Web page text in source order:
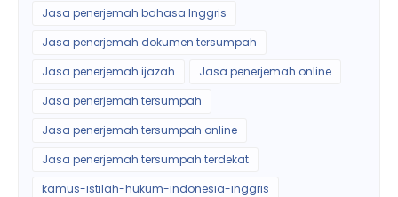
Jasa penerjemah bahasa Inggris
Jasa penerjemah dokumen tersumpah
Jasa penerjemah ijazah
Jasa penerjemah online
Jasa penerjemah tersumpah
Jasa penerjemah tersumpah online
Jasa penerjemah tersumpah terdekat
kamus-istilah-hukum-indonesia-inggris